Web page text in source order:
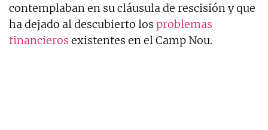
contemplaban en su cláusula de rescisión y que
ha dejado al descubierto los problemas
financieros existentes en el Camp Nou.